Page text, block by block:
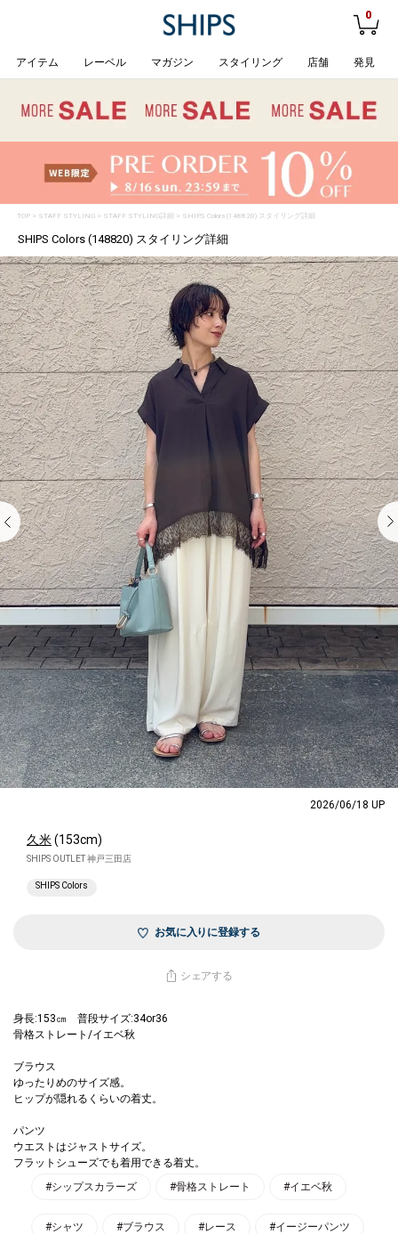
0
アイテム レーベル マガジン スタイリング 店舗 発見
TOP> STAFF STYLING> STAFF STYLING詳細 > SHIPS Colors (148820) スタイリング詳細
SHIPS Colors (148820) スタイリング詳細
2026/06/18 UP
久米(153cm)
SHIPS OUTLET 神戸三田店
SHIPS Colors
お気に入りに登録する
シェアする
身長:153㎝ 普段サイズ:34or36
骨格ストレート/イエベ秋
ブラウス
ゆったりめのサイズ感。
ヒップが隠れるくらいの着丈。
パンツ
ウエストはジャストサイズ。
フラットシューズでも着用できる着丈。
#シップスカラーズ
#骨格ストレート #イエベ秋
#シャツ #ブラウス #レース #イージーパンツ